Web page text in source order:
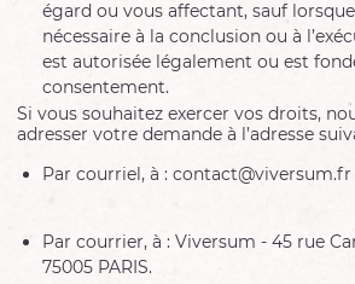
égard ou vous affectant, sauf
nécessaire à la conclusion ou à
est autorisée légalement ou est
consentement.
Si vous souhaitez exercer vos droits,
adresser votre demande à l’adresse
Par courriel, à : contact@viversum.fr
Par courrier, à : Viversum - 45 rue
75005 PARIS.